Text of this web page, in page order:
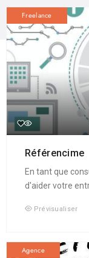
Freelance
Référencime
En tant que
d'aider votre
Prévisualiser
Agence